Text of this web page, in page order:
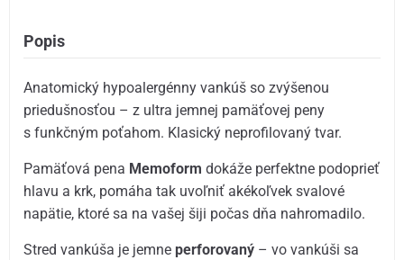
Popis
Anatomický hypoalergénny vankúš so zvýšenou
priedušnosťou – z ultra jemnej pamäťovej peny
s funkčným poťahom. Klasický neprofilovaný tvar.
Pamäťová pena Memoform dokáže perfektne podoprieť
hlavu a krk, pomáha tak uvoľniť akékoľvek svalové
napätie, ktoré sa na vašej šiji počas dňa nahromadilo.
Stred vankúša je jemneperforovaný – vo vankúši sa